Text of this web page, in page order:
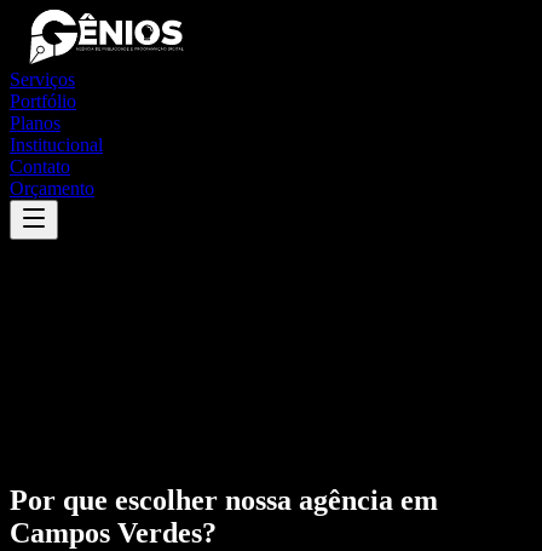
Serviços
Portfólio
Planos
Institucional
Contato
Orçamento
Por que escolher nossa agência em
Campos Verdes?